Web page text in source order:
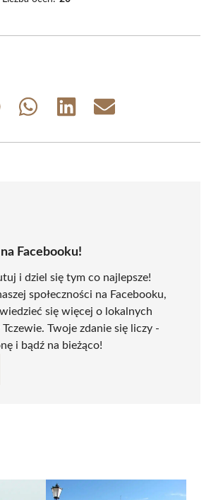
Share
Share
Share
Facebooku!
i dziel się tym co najlepsze!
społeczności na Facebooku,
się więcej o lokalnych
Twoje zdanie się liczy -
i bądź na bieżąco!